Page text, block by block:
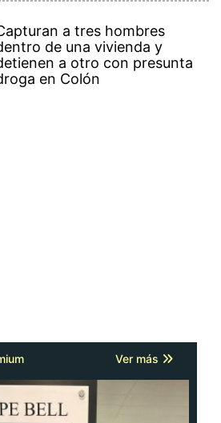
a tres hombres
de una vivienda y
a otro con presunta
en Colón
Ver más